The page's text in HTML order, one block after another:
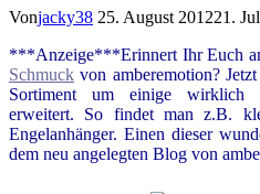
Vonjacky38 25. August 201221.
***Anzeige***Erinnert Ihr Euch
Schmuck von amberemotion?
Sortiment um einige wirklich
erweitert. So findet man z.B.
Engelanhänger. Einen dieser
dem neu angelegten Blog von